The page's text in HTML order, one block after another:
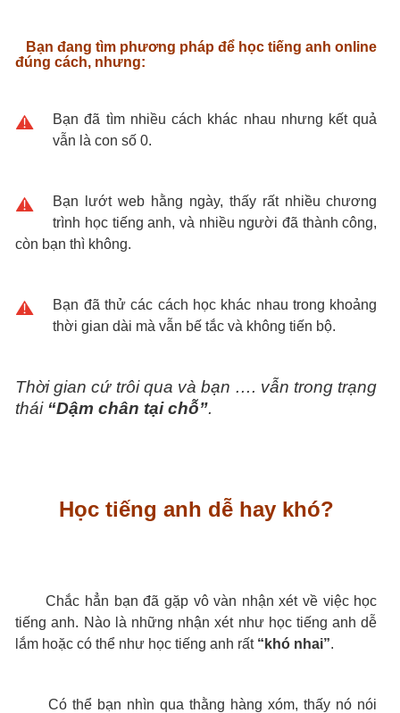
Bạn đang tìm phương pháp để học tiếng anh online
đúng cách, nhưng:
Bạn đã tìm nhiều cách khác nhau nhưng kết quả
vẫn là con số 0.
Bạn lướt web hằng ngày, thấy rất nhiều chương
trình học tiếng anh, và nhiều người đã thành công,
còn bạn thì không.
Bạn đã thử các cách học khác nhau trong khoảng
thời gian dài mà vẫn bế tắc và không tiến bộ.
Thời gian cứ trôi qua và bạn …. vẫn trong trạng
thái “Dậm chân tại chỗ”.
Học tiếng anh dễ hay khó?
Chắc hẳn bạn đã gặp vô vàn nhận xét về việc học
tiếng anh. Nào là những nhận xét như học tiếng anh dễ
lắm hoặc có thể như học tiếng anh rất “khó nhai”.
Có thể bạn nhìn qua thằng hàng xóm, thấy nó nói